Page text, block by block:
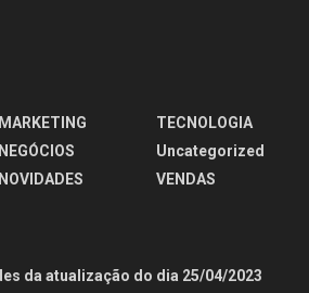
NEGÓCIOS
NOVIDADES
TECNOLOGIA
Uncategorized
VENDAS
da atualização do dia 25/04/2023